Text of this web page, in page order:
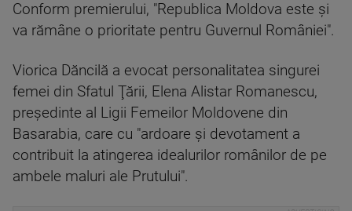
Conform premierului, "Republica Moldova este şi
va rămâne o prioritate pentru Guvernul României".
Viorica Dăncilă a evocat personalitatea singurei
femei din Sfatul Ţării, Elena Alistar Romanescu,
preşedinte al Ligii Femeilor Moldovene din
Basarabia, care cu "ardoare şi devotament a
contribuit la atingerea idealurilor românilor de pe
ambele maluri ale Prutului".